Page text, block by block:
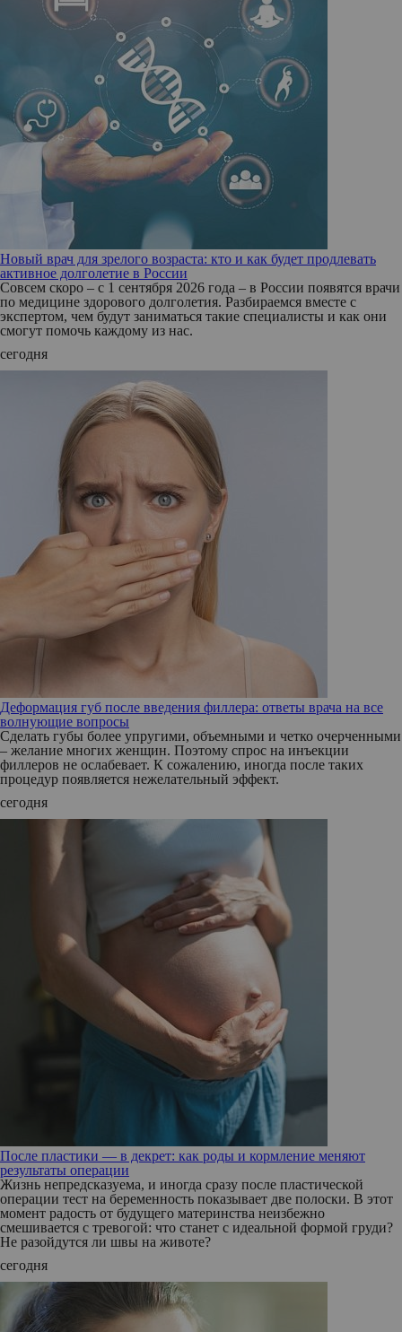
Новый врач для зрелого возраста: кто и как будет продлевать
активное долголетие в России
Совсем скоро – с 1 сентября 2026 года – в России появятся врачи
по медицине здорового долголетия. Разбираемся вместе с
экспертом, чем будут заниматься такие специалисты и как они
смогут помочь каждому из нас.
сегодня
Деформация губ после введения филлера: ответы врача на все
волнующие вопросы
Сделать губы более упругими, объемными и четко очерченными
– желание многих женщин. Поэтому спрос на инъекции
филлеров не ослабевает. К сожалению, иногда после таких
процедур появляется нежелательный эффект.
сегодня
После пластики — в декрет: как роды и кормление меняют
результаты операции
Жизнь непредсказуема, и иногда сразу после пластической
операции тест на беременность показывает две полоски. В этот
момент радость от будущего материнства неизбежно
смешивается с тревогой: что станет с идеальной формой груди?
Не разойдутся ли швы на животе?
сегодня